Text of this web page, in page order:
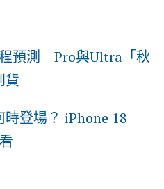
預測 Pro與Ultra「秋
貨
登場？ iPhone 18